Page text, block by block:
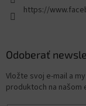
https://
Odoberať
Vložte svoj e-mail a
produktoch na našom